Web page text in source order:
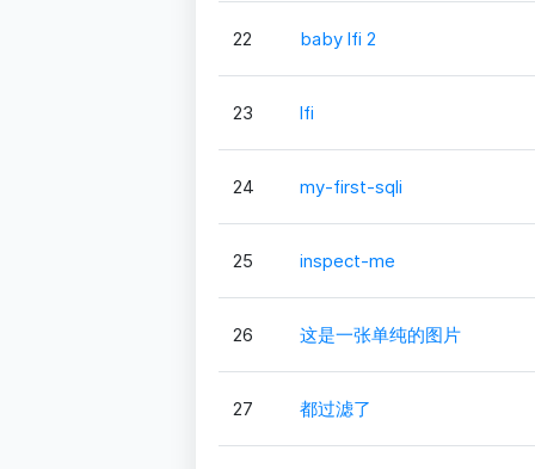
22 baby lfi 2
23 lfi
24 my-first-sqli
25 inspect-me
26 这是一张单纯的图片
27 都过滤了